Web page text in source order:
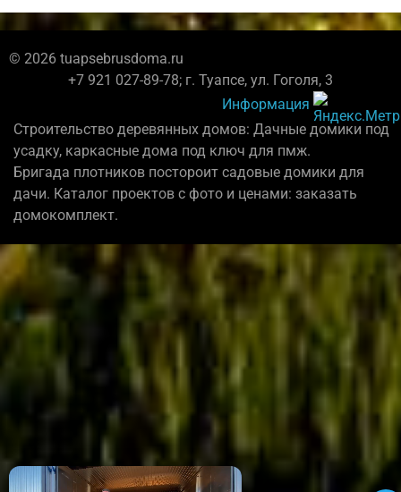
© 2026 tuapsebrusdoma.ru
+7 921 027-89-78; г. Туапсе, ул. Гоголя, 3
Информация
Строительство деревянных домов: Дачные домики под
усадку, каркасные дома под ключ для пмж.
Бригада плотников постороит садовые домики для
дачи. Каталог проектов с фото и ценами: заказать
домокомплект.